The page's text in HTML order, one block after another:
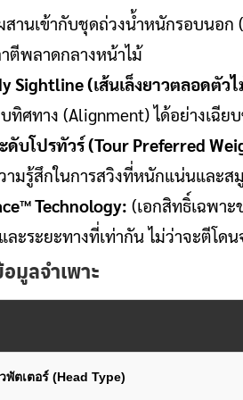
านเข้ากับชุดถ่วงน้ำหนักรอบนอก
ตีพลาดกลางหน้าไม้
Sightline (เส้นเล็งยาวตลอดตัว
ทิศทาง (Alignment) ได้อย่างเฉีย
ดับโปรทัวร์ (Tour Preferred
ามรู้สึกในการสวิงที่หนักแน่นและ
Technology: (เอกสิทธิ์เฉพา
ละระยะทางที่เท่ากัน ไม่ว่าจะตีโด
มูลจำเพาะ
พัตเตอร์ (Head Type)